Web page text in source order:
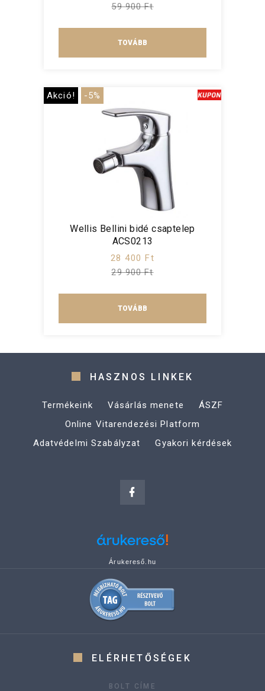
59 900 Ft
TOVÁBB
Akció! -5%
Wellis Bellini bidé csaptelep
ACS0213
28 400 Ft
29 900 Ft
TOVÁBB
HASZNOS LINKEK
Termékeink Vásárlás menete
ÁSZF
Online Vitarendezési Platform
Adatvédelmi Szabályzat
Gyakori kérdések
Árukereső.hu
ELÉRHETŐSÉGEK
BOLT CÍME